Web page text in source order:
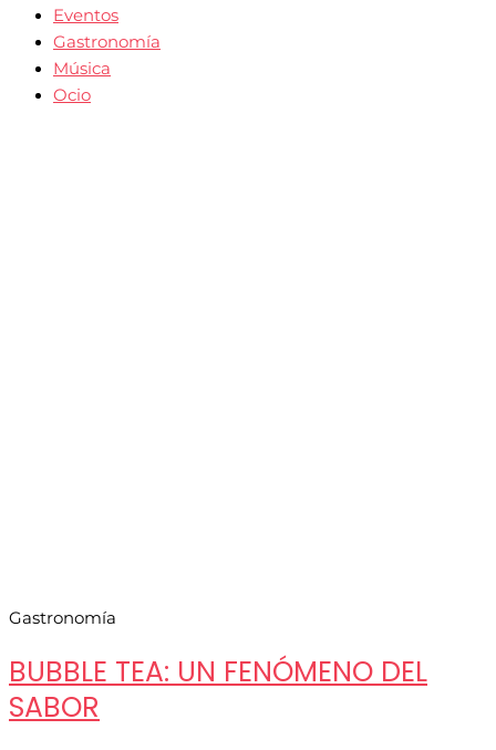
Eventos
Gastronomía
Música
Ocio
Gastronomía
BUBBLE TEA: UN FENÓMENO DEL
SABOR